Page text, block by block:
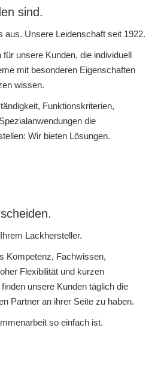
sind.
aus. Unsere Leidenschaft seit 1922.
unsere Kunden, die individuell
mit besonderen Eigenschaften
wissen.
Funktionskriterien,
die
Wir bieten Lösungen.
Lackhersteller.
Kompetenz, Fachwissen,
Flexibilität und kurzen
unsere Kunden täglich die
Partner an ihrer Seite zu haben.
so einfach ist.